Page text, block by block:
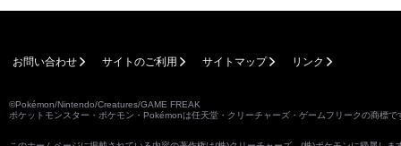
お問い合わせ サイトのご利用 サイトマップ リンク
©Pokémon/Nintendo/Creatures/GAME FREAK
ポケットモンスター・ポケモン・Pokémonは任天堂・クリーチャーズ・ゲームフリークの商標で